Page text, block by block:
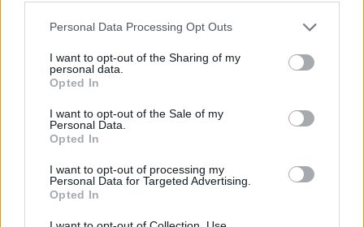
Please note that this website/app uses one or more Google
not limited to your visit or usage behaviour. You may click to
grant or deny consent to Google and its third-party tags to
use your data for below specified purposes in below Google
consent section.
Personal Data Processing Opt Outs
I want to opt-out of the Sharing of my
personal data.
Opted In
I want to opt-out of the Sale of my
Personal Data.
Opted In
I want to opt-out of processing my
Personal Data for Targeted Advertising.
Opted In
Valóban… de azért az eredménye… nem nézne ki egy
hüjén?
Talán nem mindenki tudja, hogy az a bizonyos
sokáig önálló hangot jelölt, amely a magyar
nyelvterület jelentős részén létezett, leginkább